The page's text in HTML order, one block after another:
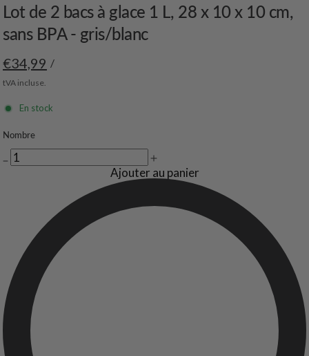
Lot de 2 bacs à glace 1 L, 28 x 10 x 10 cm,
sans BPA - gris/blanc
€34,99 /
tVA incluse.
En stock
Nombre
Ajouter au panier